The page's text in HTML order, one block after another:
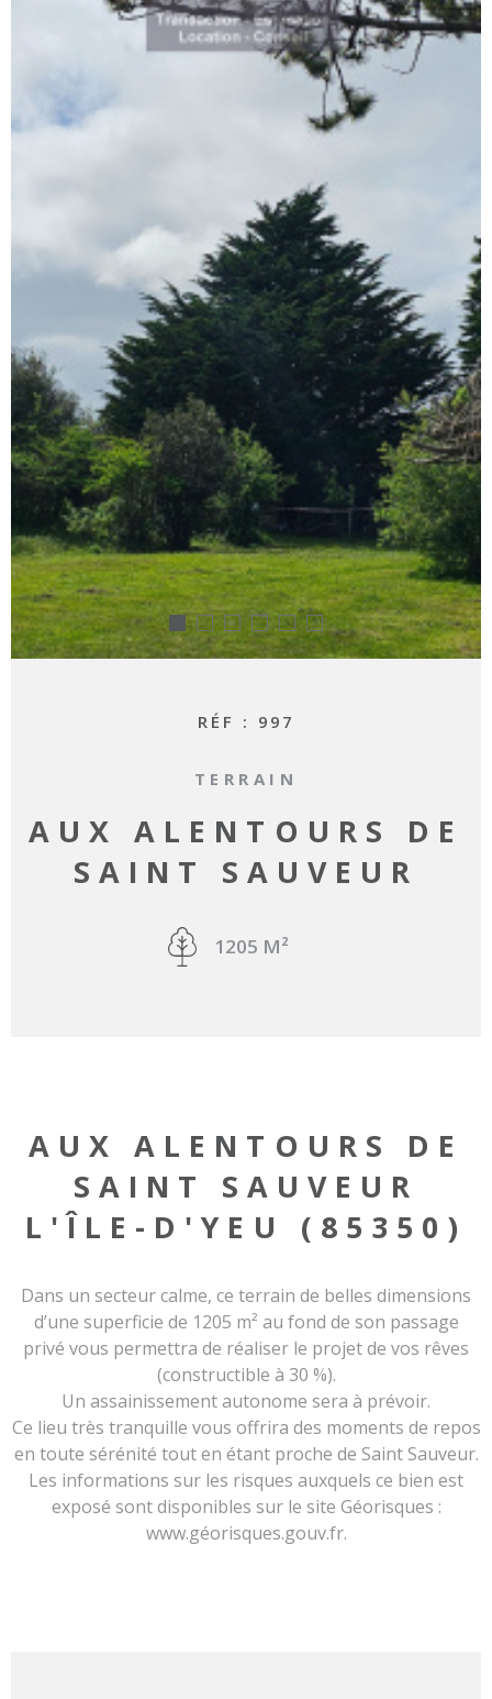
RÉF : 997
TERRAIN
AUX ALENTOURS DE
SAINT SAUVEUR
1205 M²
AUX ALENTOURS DE
SAINT SAUVEUR
L'ÎLE-D'YEU (85350)
Dans un secteur calme, ce terrain de belles dimensions
d’une superficie de 1205 m² au fond de son passage
privé vous permettra de réaliser le projet de vos rêves
(constructible à 30 %).
Un assainissement autonome sera à prévoir.
Ce lieu très tranquille vous offrira des moments de repos
en toute sérénité tout en étant proche de Saint Sauveur.
Les informations sur les risques auxquels ce bien est
exposé sont disponibles sur le site Géorisques :
www.géorisques.gouv.fr.
RECHERCHER